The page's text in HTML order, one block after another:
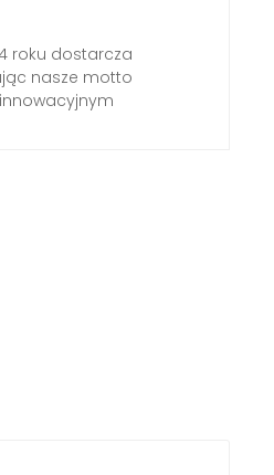
roku dostarcza
nasze motto